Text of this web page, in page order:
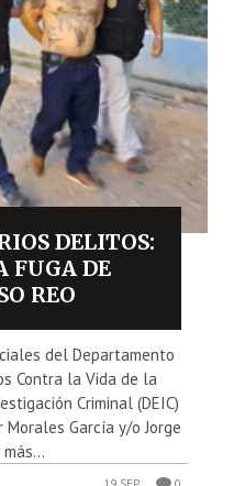
DELITOS:
FUGA DE
REO
del Departamento
Contra la Vida de la
Criminal (DEIC)
García y/o Jorge